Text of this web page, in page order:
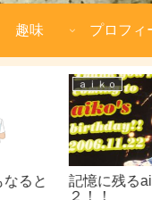
趣味 プロフィ
ると
ａｉｋｏ
記憶に残る
２！！